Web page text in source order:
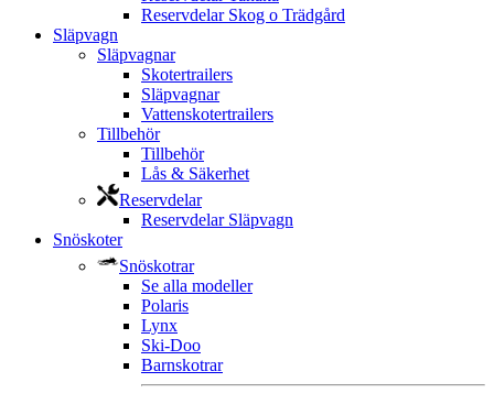
Reservdelar Skog o Trädgård
Släpvagn
Släpvagnar
Skotertrailers
Släpvagnar
Vattenskotertrailers
Tillbehör
Tillbehör
Lås & Säkerhet
Reservdelar
Reservdelar Släpvagn
Snöskoter
Snöskotrar
Se alla modeller
Polaris
Lynx
Ski-Doo
Barnskotrar